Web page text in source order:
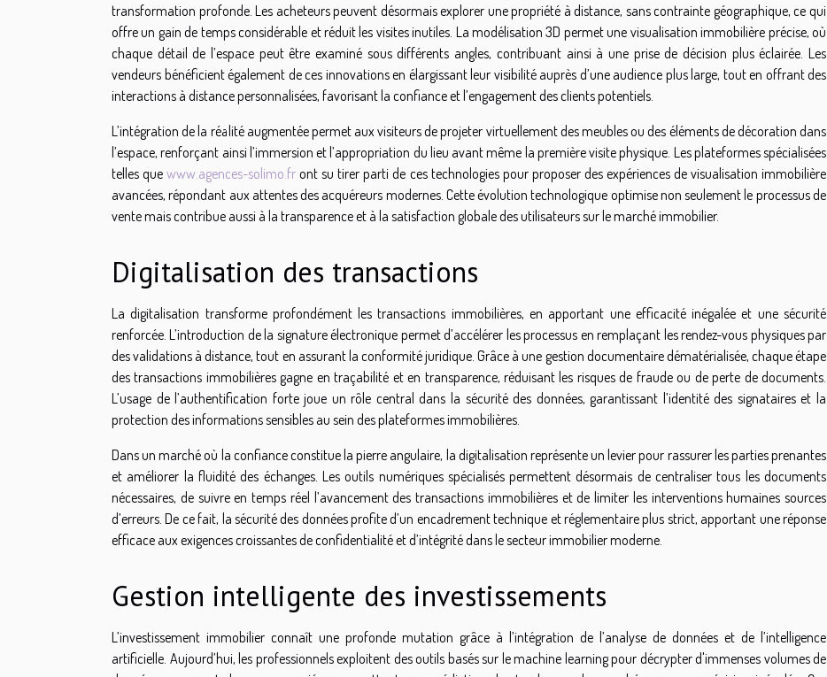
transformation profonde. Les acheteurs peuvent désormais explorer une propriété à distance, sans contrainte géographique, ce qui
offre un gain de temps considérable et réduit les visites inutiles. La modélisation 3D permet une visualisation immobilière précise, où
chaque détail de l’espace peut être examiné sous différents angles, contribuant ainsi à une prise de décision plus éclairée. Les
vendeurs bénéficient également de ces innovations en élargissant leur visibilité auprès d’une audience plus large, tout en offrant des
interactions à distance personnalisées, favorisant la confiance et l’engagement des clients potentiels.
L’intégration de la réalité augmentée permet aux visiteurs de projeter virtuellement des meubles ou des éléments de décoration dans
l’espace, renforçant ainsi l’immersion et l’appropriation du lieu avant même la première visite physique. Les plateformes spécialisées
telles quewww.agences-solimo.fr ont su tirer parti de ces technologies pour proposer des expériences de visualisation immobilière
avancées, répondant aux attentes des acquéreurs modernes. Cette évolution technologique optimise non seulement le processus de
vente mais contribue aussi à la transparence et à la satisfaction globale des utilisateurs sur le marché immobilier.
Digitalisation des transactions
La digitalisation transforme profondément les transactions immobilières, en apportant une efficacité inégalée et une sécurité
renforcée. L’introduction de la signature électronique permet d’accélérer les processus en remplaçant les rendez-vous physiques par
des validations à distance, tout en assurant la conformité juridique. Grâce à une gestion documentaire dématérialisée, chaque étape
des transactions immobilières gagne en traçabilité et en transparence, réduisant les risques de fraude ou de perte de documents.
L’usage de l’authentification forte joue un rôle central dans la sécurité des données, garantissant l’identité des signataires et la
protection des informations sensibles au sein des plateformes immobilières.
Dans un marché où la confiance constitue la pierre angulaire, la digitalisation représente un levier pour rassurer les parties prenantes
et améliorer la fluidité des échanges. Les outils numériques spécialisés permettent désormais de centraliser tous les documents
nécessaires, de suivre en temps réel l’avancement des transactions immobilières et de limiter les interventions humaines sources
d’erreurs. De ce fait, la sécurité des données profite d’un encadrement technique et réglementaire plus strict, apportant une réponse
efficace aux exigences croissantes de confidentialité et d’intégrité dans le secteur immobilier moderne.
Gestion intelligente des investissements
L’investissement immobilier connaît une profonde mutation grâce à l’intégration de l’analyse de données et de l’intelligence
artificielle. Aujourd’hui, les professionnels exploitent des outils basés sur le machine learning pour décrypter d'immenses volumes de